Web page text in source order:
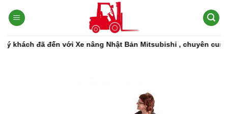
qua
dung
khách đã đến với Xe nâng Nhật Bản Mitsubishi , chuyên